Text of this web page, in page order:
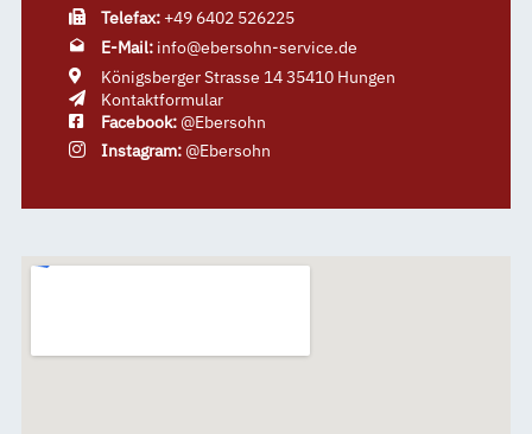
Telefax: +49 6402 526225
E-Mail: info@ebersohn-service.de
Königsberger Strasse 14 35410 Hungen
Kontaktformular
Facebook: @Ebersohn
Instagram: @Ebersohn